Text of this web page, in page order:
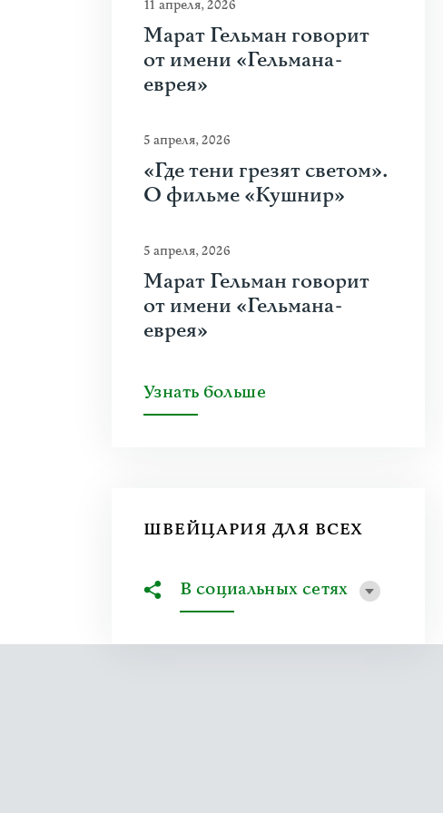
11 апреля, 2026
Марат Гельман говорит
от имени «Гельмана-
еврея»
5 апреля, 2026
«Где тени грезят светом».
О фильме «Кушнир»
5 апреля, 2026
Марат Гельман говорит
от имени «Гельмана-
еврея»
Узнать больше
ШВЕЙЦАРИЯ ДЛЯ ВСЕХ
В социальных сетях